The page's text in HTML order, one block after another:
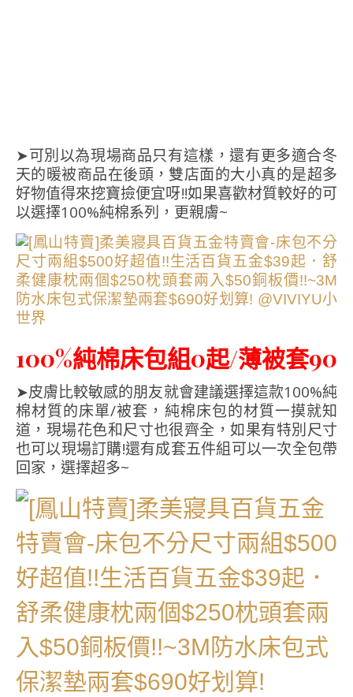
➤可別以為現場商品只有這樣，還有更多適合冬
天的暖被商品在後頭，雙店面的大小真的是超多
好物值得來挖寶撿便宜呀!!如果喜歡材質較好的可
以選擇100%純棉系列，更親膚~
100%純棉床包組0起/薄被套90
➤皮膚比較敏感的朋友就會建議選擇這款100%純
棉材質的床單/被套，純棉床包的材質一摸就知
道，現場花色和尺寸也很齊全，如果有特別尺寸
也可以現場訂購!還有成套五件組可以一次全包帶
回家，選擇超多~